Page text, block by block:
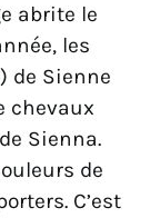
abrite le
les
de Sienne
chevaux
Sienna.
de
C’est